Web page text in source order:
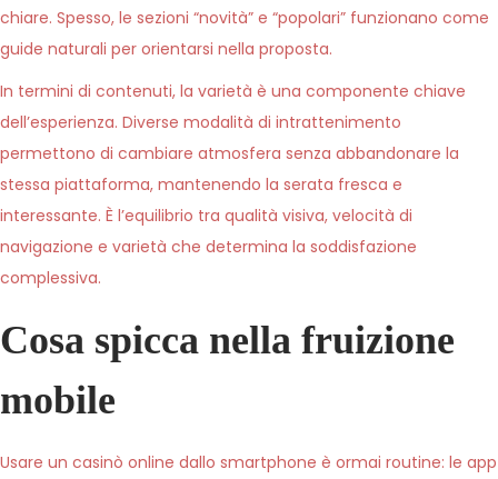
chiare. Spesso, le sezioni “novità” e “popolari” funzionano come
guide naturali per orientarsi nella proposta.
In termini di contenuti, la varietà è una componente chiave
dell’esperienza. Diverse modalità di intrattenimento
permettono di cambiare atmosfera senza abbandonare la
stessa piattaforma, mantenendo la serata fresca e
interessante. È l’equilibrio tra qualità visiva, velocità di
navigazione e varietà che determina la soddisfazione
complessiva.
Cosa spicca nella fruizione
mobile
Usare un casinò online dallo smartphone è ormai routine: le app